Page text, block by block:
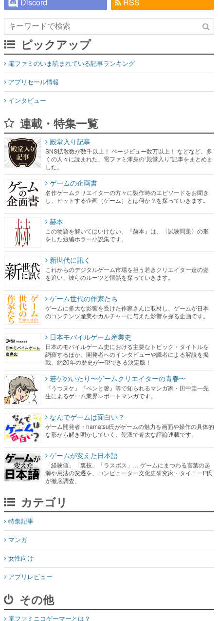
ピックアップ
電ファミのいま読まれている記事ランキング
アプリセール情報
インタビュー
連載・特集一覧
殿堂入り記事
SNS拡散数が数千以上！ ページビュー数万以上！ などなど。多
くの人々に読まれた、電ファミ渾身の“殿堂入り”記事をまとめま
した。
ゲームの企画書
名作ゲームクリエイターの方々に製作時のエピソードをお聞き
し、ヒットする企画（ゲーム）とは何か？を探っていきます。
赫本
この物語を解いてはいけない。『赫本』は、〈試験問題〉の形
をした短編ホラー小説集です。
新世代に訊く
これからのデジタルゲーム市場を担う若きクリエイター達の姿
を追い、彼らのルーツと情熱を探っていきます。
ゲーム世代の作家たち
ゲームに多大な影響を受けた作家さんに取材し、ゲームが日本
のコンテンツ産業やカルチャーに与えた影響を探る企画です。
日本モバイルゲーム産業史
日本のモバイルゲーム史における主要なトピック・タイトルを
網羅するほか、開発者へのインタビューや識者による解説を掲
載。約20年の歴史が一望できる決定版！
若ゲのいたり〜ゲームクリエイターの青春〜
『うつヌケ』『ペンと箸』等で知られるマンガ家・田中圭一先
生によるゲーム業界レポートマンガです。
なんでゲームは面白い？
ゲーム開発者・hamatsu氏がゲームの魅力を画面や操作の具体的
な形から解き明かしていく、硬派で骨太な評論連載です。
ゲームが変えた日本語
「経験値」「裏技」「ラスボス」… ゲームにまつわる言葉の起
源や用法の変遷を、コンピューター文化史研究家・タイニーP氏
が徹底調査。
カテゴリ
特集記事
マンガ
女性向け
アプリレビュー
その他
電ファミニコゲーマーとは？